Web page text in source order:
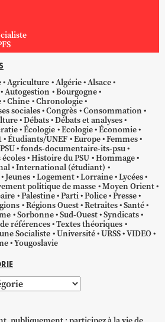
Agriculture Algérie Alsace
Autogestion
Bourgogne
Chine Chronologie
sociales Congrès Consommation
Débats Débats et analyses
Écologie Ecologie Économie
Étudiants/UNEF Europe Femmes
fonds-documentaire-its-psu
écoles Histoire du PSU Hommage
International (étudiant)
Jeunes Logement Lorraine Lycées
politique de masse Moyen Orient
Palestine Parti Police Presse
Régions Ouest Retraites Santé
Sorbonne Sud-Ouest Syndicats
références Textes théoriques
Socialiste Université URSS VIDEO
Yougoslavie